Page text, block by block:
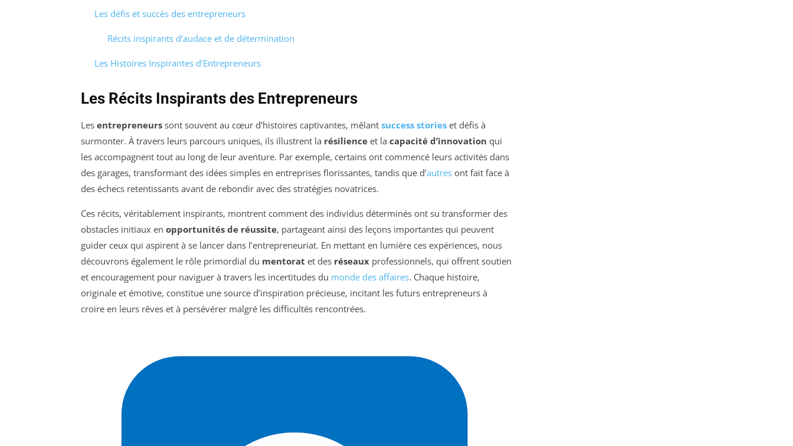
Les défis et succès des entrepreneurs
Récits inspirants d’audace et de détermination
Les Histoires Inspirantes d’Entrepreneurs
Les Récits Inspirants des Entrepreneurs
Les entrepreneurs sont souvent au cœur d’histoires captivantes, mêlant success stories et défis à
surmonter. À travers leurs parcours uniques, ils illustrent la résilience et la capacité d’innovation qui
les accompagnent tout au long de leur aventure. Par exemple, certains ont commencé leurs activités dans
des garages, transformant des idées simples en entreprises florissantes, tandis que d’autres ont fait face à
des échecs retentissants avant de rebondir avec des stratégies novatrices.
Ces récits, véritablement inspirants, montrent comment des individus déterminés ont su transformer des
obstacles initiaux en opportunités de réussite, partageant ainsi des leçons importantes qui peuvent
guider ceux qui aspirent à se lancer dans l’entrepreneuriat. En mettant en lumière ces expériences, nous
découvrons également le rôle primordial du mentorat et des réseaux professionnels, qui offrent soutien
et encouragement pour naviguer à travers les incertitudes du monde des affaires. Chaque histoire,
originale et émotive, constitue une source d’inspiration précieuse, incitant les futurs entrepreneurs à
croire en leurs rêves et à persévérer malgré les difficultés rencontrées.